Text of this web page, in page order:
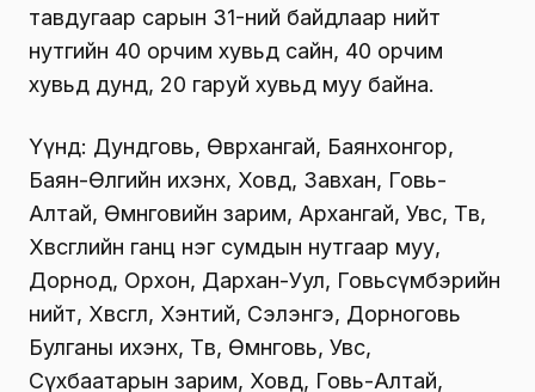
тавдугаар сарын 31-ний байдлаар нийт
нутгийн 40 орчим хувьд сайн, 40 орчим
хувьд дунд, 20 гаруй хувьд муу байна.
Үүнд: Дундговь, Өвөрхангай, Баянхонгор,
Баян-Өлгийн ихэнх, Ховд, Завхан, Говь-
Алтай, Өмнөговийн зарим, Архангай, Увс, Төв,
Хөвсгөлийн ганц нэг сумдын нутгаар муу,
Дорнод, Орхон, Дархан-Уул, Говьсүмбэрийн
нийт, Хөвсгөл, Хэнтий, Сэлэнгэ, Дорноговь
Булганы ихэнх, Төв, Өмнөговь, Увс,
Сүхбаатарын зарим, Ховд, Говь-Алтай,